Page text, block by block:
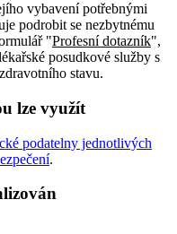
vybavení potřebnými
podrobit se nezbytnému
"Profesní dotazník",
posudkové služby s
stavu.
lze využít
podatelny jednotlivých
.